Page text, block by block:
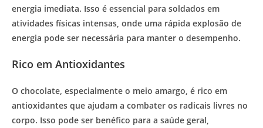
energia imediata. Isso é essencial para soldados em
atividades físicas intensas, onde uma rápida explosão de
energia pode ser necessária para manter o desempenho.
Rico em Antioxidantes
O chocolate, especialmente o meio amargo, é rico em
antioxidantes que ajudam a combater os radicais livres no
corpo. Isso pode ser benéfico para a saúde geral,